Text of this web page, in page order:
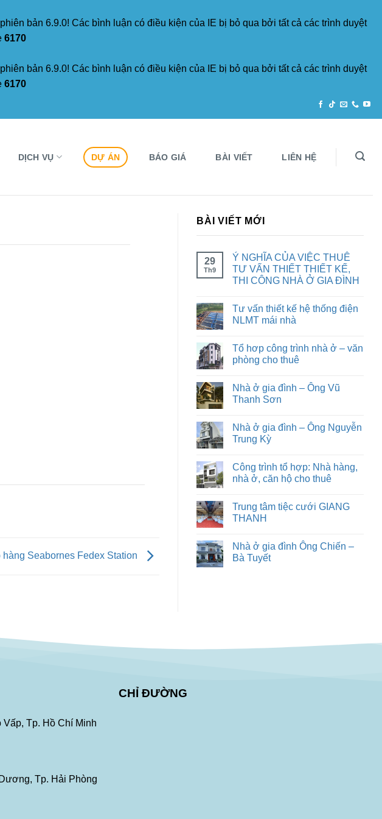
bản 6.9.0! Các bình luận có điều kiện của IE bị bỏ qua bởi tất cả các trình duyệt
6170
bản 6.9.0! Các bình luận có điều kiện của IE bị bỏ qua bởi tất cả các trình duyệt
6170
DỊCH VỤ DỰ ÁN BÁO GIÁ BÀI VIẾT LIÊN HỆ
Seabornes Fedex Station
BÀI VIẾT MỚI
29
Th9
Ý NGHĨA CỦA VIỆC THUÊ
TƯ VẤN THIẾT THIẾT KẾ,
THI CÔNG NHÀ Ở GIA ĐÌNH
Tư vấn thiết kế hệ thống điện
NLMT mái nhà
Tổ hơp công trình nhà ở – văn
phòng cho thuê
Nhà ở gia đình – Ông Vũ
Thanh Sơn
Nhà ở gia đình – Ông Nguyễn
Trung Kỳ
Công trình tổ hợp: Nhà hàng,
nhà ở, căn hộ cho thuê
Trung tâm tiệc cưới GIANG
THANH
Nhà ở gia đình Ông Chiến –
Bà Tuyết
Tp. Hồ Chí Minh
Tp. Hải Phòng
CHỈ ĐƯỜNG